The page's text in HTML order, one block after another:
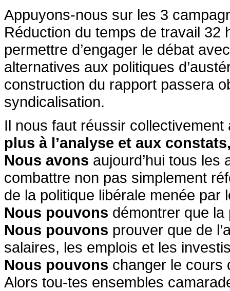
Appuyons-nous sur les 3
Réduction du temps de travail 32
permettre d’engager le débat
alternatives aux politiques
construction du rapport passera
syndicalisation.
Il nous faut réussir
plus à l’analyse et aux
Nous avons aujourd’hui tous
combattre non pas simplement
de la politique libérale menée par
Nous pouvons démontrer que la
Nous pouvons prouver que de
salaires, les emplois et les
Nous pouvons changer le cours
Alors tou-tes ensembles